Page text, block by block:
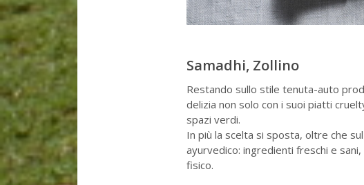
Samadhi, Zollino
Restando sullo stile tenuta-auto
delizia non solo con i suoi piatti
spazi verdi.
In più la scelta si sposta, oltre che
ayurvedico: ingredienti freschi e
fisico.